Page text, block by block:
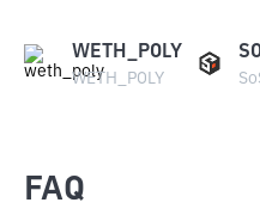
WETH_POLY
WETH_POLY
FAQ